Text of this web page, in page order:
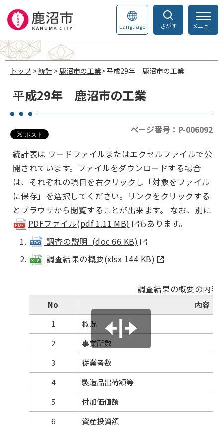
さがす
Language メニュー
トップ >統計 >鹿沼市の工業> 平成29年 鹿沼市の工業
平成29年 鹿沼市の工業
ページ番号：P-006092
統計表は ワードファイルまたはエクセルファイルで公
開されています。ファイルをダウンロードする場合
は、それぞれの項目を右クリックし「対象をファイル
に保存」を選択してください。リンクをクリックする
とブラウザから閲覧することが出来ます。 なお、別に
PDFファイル(pdf 1.11 MB)
もあります。
調査の説明 (doc 66 KB)
調査結果の概要(xlsx 144 KB)
調査結果の概要の内容
No
内容
1
概況
2
事業所数
3
従業者数
4
製造品出荷額等
5
付加価値額
6
資産投資額